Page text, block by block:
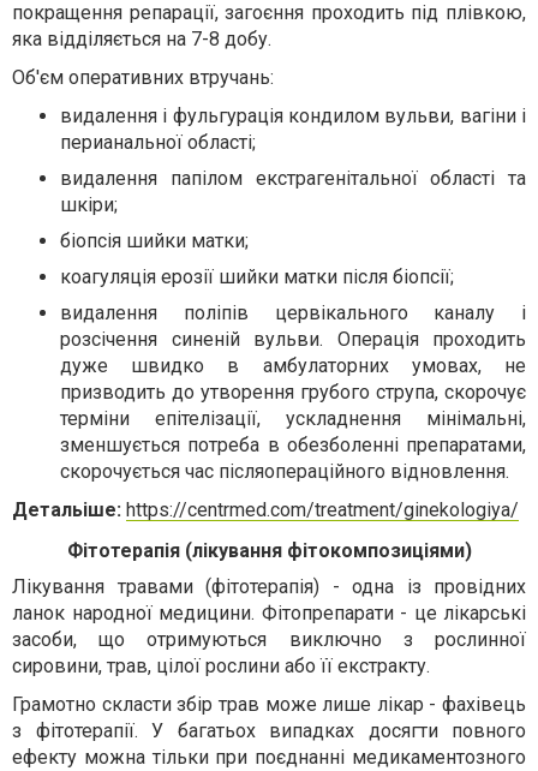
покращення репарації, загоєння проходить під плівкою,
яка відділяється на 7-8 добу.
Об'єм оперативних втручань:
видалення і фульгурація кондилом вульви, вагіни і
перианальної області;
видалення папілом екстрагенітальної області та
шкіри;
біопсія шийки матки;
коагуляція ерозії шийки матки після біопсії;
видалення поліпів цервікального каналу і
розсічення синеній вульви. Операція проходить
дуже швидко в амбулаторних умовах, не
призводить до утворення грубого струпа, скорочує
терміни епітелізації, ускладнення мінімальні,
зменшується потреба в обезболенні препаратами,
скорочується час післяопераційного відновлення.
Детальіше: https://centrmed.com/treatment/ginekologiya/
Фітотерапія (лікування фітокомпозиціями)
Лікування травами (фітотерапія) - одна із провідних
ланок народної медицини. Фітопрепарати - це лікарські
засоби, що отримуються виключно з рослинної
сировини, трав, цілої рослини або її екстракту.
Грамотно скласти збір трав може лише лікар - фахівець
з фітотерапії. У багатьох випадках досягти повного
ефекту можна тільки при поєднанні медикаментозного